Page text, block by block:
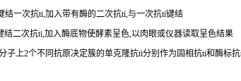
结一次抗ti,加入带有酶的二次抗ti,与一次抗ti键结
结二次抗ti,加入酶底物使酵素呈色,以肉眼或仪器读取呈色结果
子上2个不同抗原决定簇的单克隆抗ti分别作为固相抗ti和酶标抗